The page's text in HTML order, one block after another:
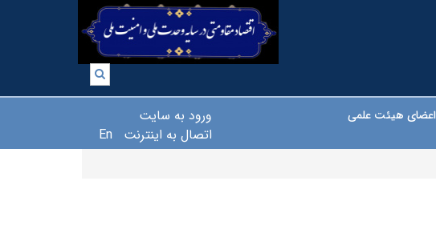
ورود به سایت
اتصال به اینترنت
En
اعضای هیئت علمی